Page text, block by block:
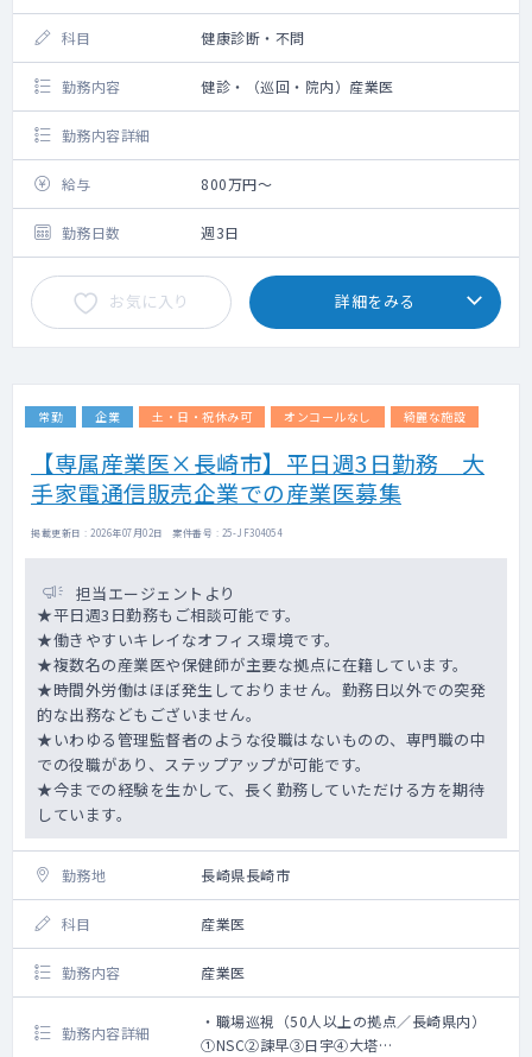
科目 健康診断・不問
勤務内容 健診・（巡回・院内）産業医
勤務内容詳細
給与 800万円～
勤務日数 週3日
お気に入り 詳細をみる
常勤 企業 土・日・祝休み可 オンコールなし 綺麗な施設
【専属産業医×長崎市】平日週3日勤務 大
手家電通信販売企業での産業医募集
掲載更新日 : 2026年07月02日 案件番号 : 25-JF304054
担当エージェントより
★平日週3日勤務もご相談可能です。
★働きやすいキレイなオフィス環境です。
★複数名の産業医や保健師が主要な拠点に在籍しています。
★時間外労働はほぼ発生しておりません。勤務日以外での突発
的な出務などもございません。
★いわゆる管理監督者のような役職はないものの、専門職の中
での役職があり、ステップアップが可能です。
★今までの経験を生かして、長く勤務していただける方を期待
しています。
勤務地 長崎県長崎市
科目 産業医
勤務内容 産業医
勤務内容詳細
・職場巡視（50人以上の拠点／長崎県内）
①NSC②諫早③日宇④大塔